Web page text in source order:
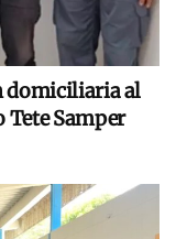
domiciliaria al
Tete Samper